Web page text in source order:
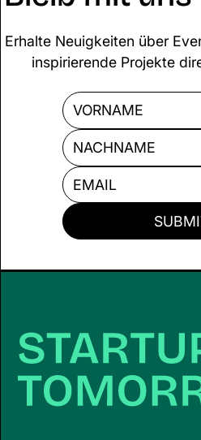
Erhalte Neuigkeiten über
inspirierende Projekte